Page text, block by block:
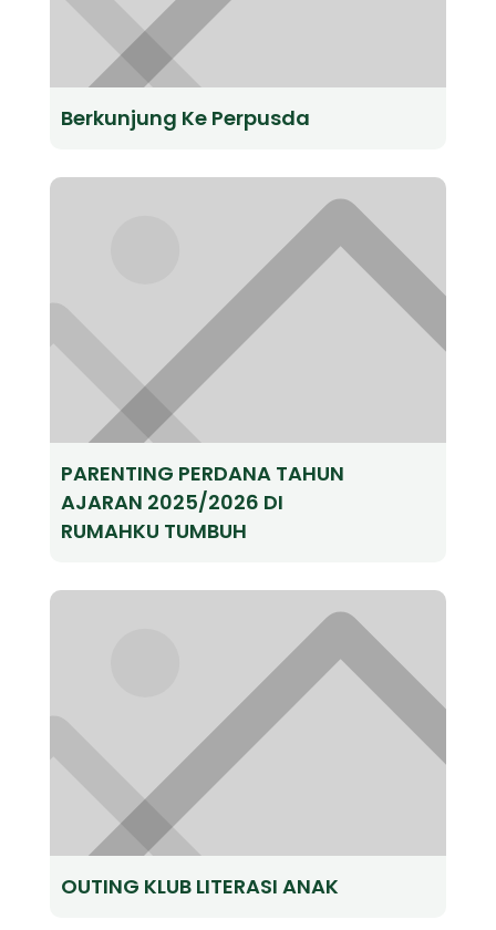
Berkunjung Ke Perpusda
PARENTING PERDANA TAHUN
AJARAN 2025/2026 DI
RUMAHKU TUMBUH
OUTING KLUB LITERASI ANAK